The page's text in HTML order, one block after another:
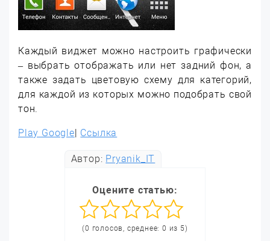
Каждый виджет можно настроить графически
– выбрать отображать или нет задний фон, а
также задать цветовую схему для категорий,
для каждой из которых можно подобрать свой
тон.
Play Google| Ссылка
Автор: Pryanik_IT
Оцените статью:
(0 голосов, среднее: 0 из 5)